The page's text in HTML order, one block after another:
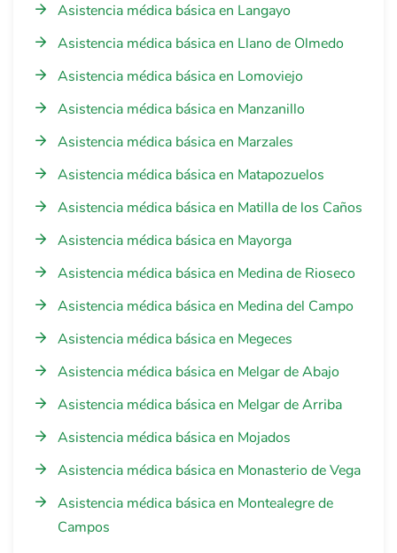
Asistencia médica básica en Langayo
Asistencia médica básica en Llano de Olmedo
Asistencia médica básica en Lomoviejo
Asistencia médica básica en Manzanillo
Asistencia médica básica en Marzales
Asistencia médica básica en Matapozuelos
Asistencia médica básica en Matilla de los Caños
Asistencia médica básica en Mayorga
Asistencia médica básica en Medina de Rioseco
Asistencia médica básica en Medina del Campo
Asistencia médica básica en Megeces
Asistencia médica básica en Melgar de Abajo
Asistencia médica básica en Melgar de Arriba
Asistencia médica básica en Mojados
Asistencia médica básica en Monasterio de Vega
Asistencia médica básica en Montealegre de
Campos